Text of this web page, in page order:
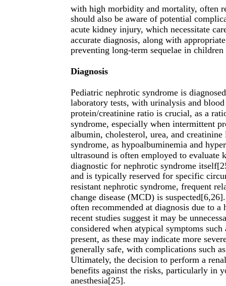
with high morbidity and mortality, often
should also be aware of potential
acute kidney injury, which necessitate
accurate diagnosis, along with
preventing long-term sequelae in
Diagnosis
Pediatric nephrotic syndrome is
laboratory tests, with urinalysis and
protein/creatinine ratio is crucial, as a
syndrome, especially when intermittent
albumin, cholesterol, urea, and
syndrome, as hypoalbuminemia and
ultrasound is often employed to evaluate
diagnostic for nephrotic syndrome
and is typically reserved for specific
resistant nephrotic syndrome, frequent
change disease (MCD) is
often recommended at diagnosis due to
recent studies suggest it may be
considered when atypical symptoms
present, as these may indicate more
generally safe, with complications such
Ultimately, the decision to perform a
benefits against the risks, particularly in
anesthesia[25].